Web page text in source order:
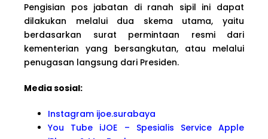
Pengisian pos jabatan di ranah sipil ini dapat
dilakukan melalui dua skema utama, yaitu
berdasarkan surat permintaan resmi dari
kementerian yang bersangkutan, atau melalui
penugasan langsung dari Presiden.
Media sosial:
Instagram ijoe.surabaya
You Tube iJOE – Spesialis Service Apple